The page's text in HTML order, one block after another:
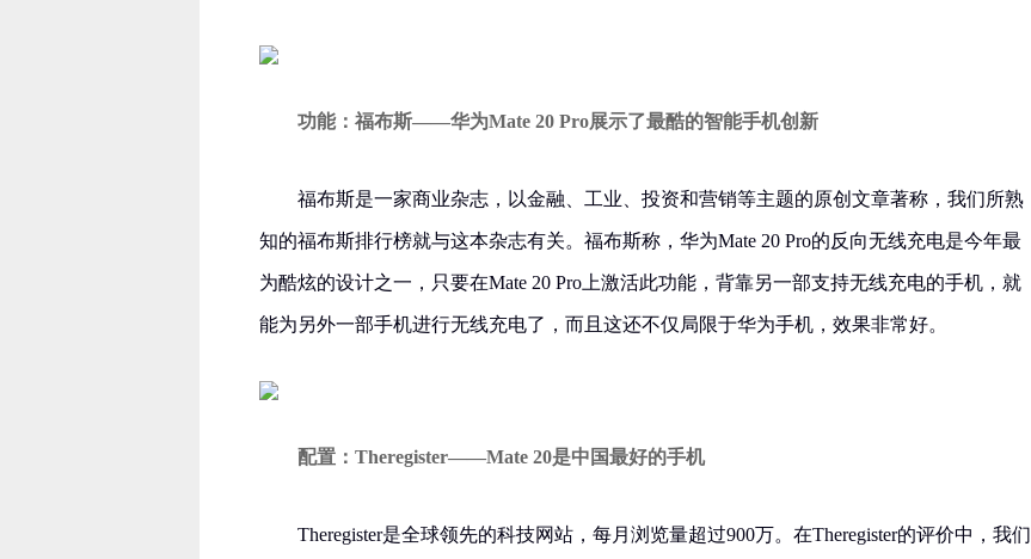
功能：福布斯——华为Mate 20 Pro展示了最酷的智能手机创新
福布斯是一家商业杂志，以金融、工业、投资和营销等主题的原创文章著称，我们所熟
知的福布斯排行榜就与这本杂志有关。福布斯称，华为Mate 20 Pro的反向无线充电是今年最
为酷炫的设计之一，只要在Mate 20 Pro上激活此功能，背靠另一部支持无线充电的手机，就
能为另外一部手机进行无线充电了，而且这还不仅局限于华为手机，效果非常好。
配置：Theregister——Mate 20是中国最好的手机
Theregister是全球领先的科技网站，每月浏览量超过900万。在Theregister的评价中，我们